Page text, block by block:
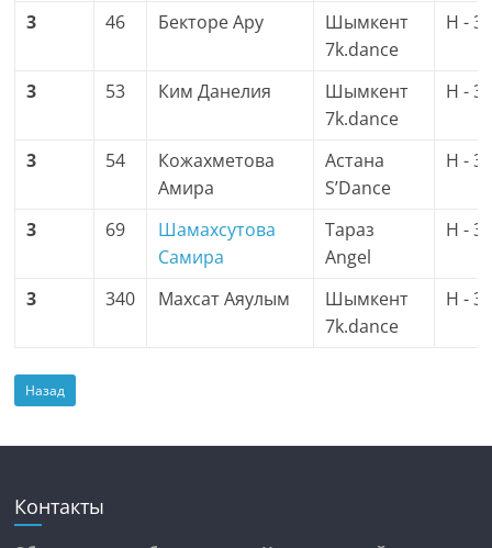
3 46 Бекторе Ару
Шымкент
7k.dance
H - 3
3 53 Ким Данелия
Шымкент
7k.dance
H - 3
3 54
Кожахметова
Амира
Астана
S’Dance
H - 3
3 69
Шамахсутова
Самира
Тараз
Angel
H - 3
3 340 Махсат Аяулым
Шымкент
7k.dance
H - 3
Назад
Контакты